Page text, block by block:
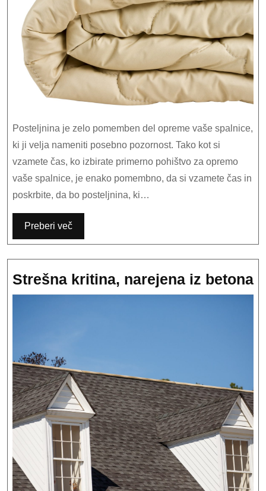
Posteljnina je zelo pomemben del opreme vaše spalnice,
ki ji velja nameniti posebno pozornost. Tako kot si
vzamete čas, ko izbirate primerno pohištvo za opremo
vaše spalnice, je enako pomembno, da si vzamete čas in
poskrbite, da bo posteljnina, ki…
Preberi več
Strešna kritina, narejena iz betona